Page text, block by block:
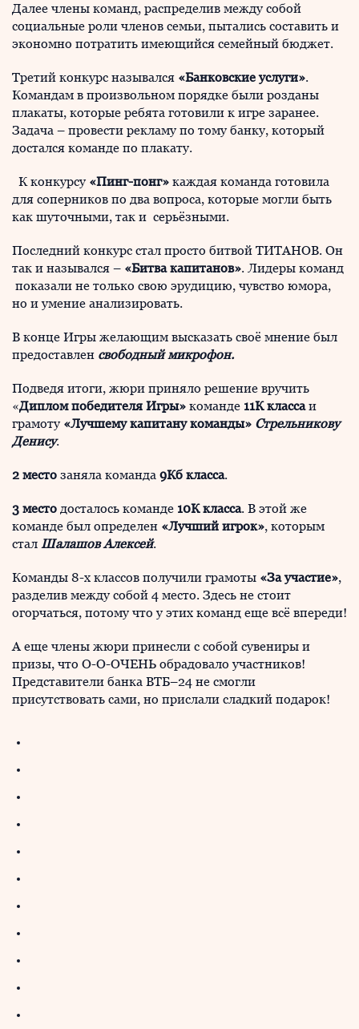
Далее члены команд, распределив между собой
социальные роли членов семьи, пытались составить и
экономно потратить имеющийся семейный бюджет.
Третий конкурс назывался «Банковские услуги».
Командам в произвольном порядке были розданы
плакаты, которые ребята готовили к игре заранее.
Задача – провести рекламу по тому банку, который
достался команде по плакату.
К конкурсу «Пинг-понг» каждая команда готовила
для соперников по два вопроса, которые могли быть
как шуточными, так и серьёзными.
Последний конкурс стал просто битвой ТИТАНОВ. Он
так и назывался – «Битва капитанов». Лидеры команд
показали не только свою эрудицию, чувство юмора,
но и умение анализировать.
В конце Игры желающим высказать своё мнение был
предоставлен свободный микрофон.
Подведя итоги, жюри приняло решение вручить
«Диплом победителя Игры» команде 11К классаи
грамоту «Лучшему капитану команды» Стрельникову
Денису.
2 место заняла команда 9Кб класса.
3 место досталось команде 10К класса. В этой же
команде был определен «Лучший игрок», которым
стал Шалашов Алексей.
Команды 8-х классов получили грамоты «За участие»,
разделив между собой 4 место. Здесь не стоит
огорчаться, потому что у этих команд еще всё впереди!
А еще члены жюри принесли с собой сувениры и
призы, что О-О-ОЧЕНЬ обрадовало участников!
Представители банка ВТБ–24 не смогли
присутствовать сами, но прислали сладкий подарок!